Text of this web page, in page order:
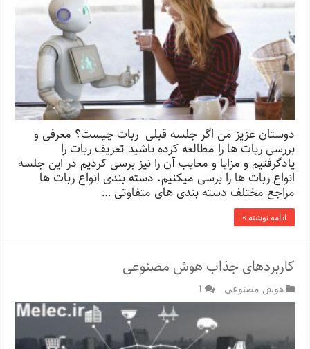
دوستان عزیز من اگر جلسه قبلی ربات چیست؟ معرفی و
بررسی ربات ها را مطالعه کرده باشید تعریف ربات را
یادگرفتیم و مزایا و معایب آن را نیز برسی کردیم در این جلسه
انواع ربات ها را برسی میکنیم. دسته بندی انواع ربات ها
مراجع مختلف دسته بندی های متفاوتی …
ادامه نوشته »
کاربردهای جذاب هوش مصنوعی
هوش مصنوعی 1